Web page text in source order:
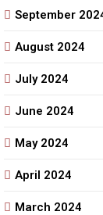
September
August 2024
July 2024
June 2024
May 2024
April 2024
March 2024